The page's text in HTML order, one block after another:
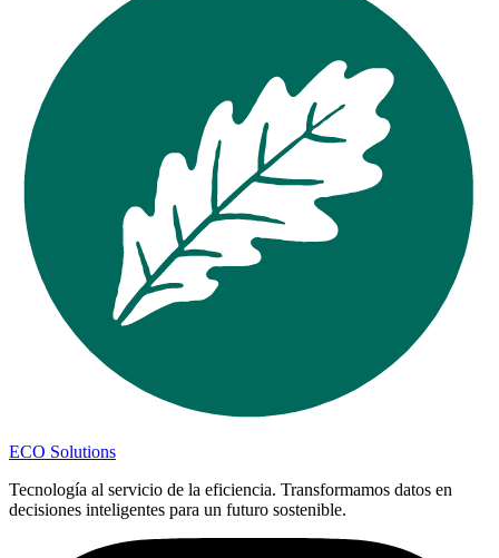
ECO Solutions
Tecnología al servicio de la eficiencia. Transformamos datos en
decisiones inteligentes para un futuro sostenible.